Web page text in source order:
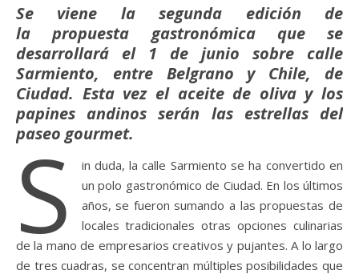
Se viene la segunda edición de
la propuesta gastronómica que se
desarrollará el 1 de junio sobre calle
Sarmiento, entre Belgrano y Chile, de
Ciudad. Esta vez el aceite de oliva y los
papines andinos serán las estrellas del
paseo gourmet.
S
in duda, la calle Sarmiento se ha convertido en
un polo gastronómico de Ciudad. En los últimos
años, se fueron sumando a las propuestas de
locales tradicionales otras opciones culinarias
de la mano de empresarios creativos y pujantes. A lo largo
de tres cuadras, se concentran múltiples posibilidades que